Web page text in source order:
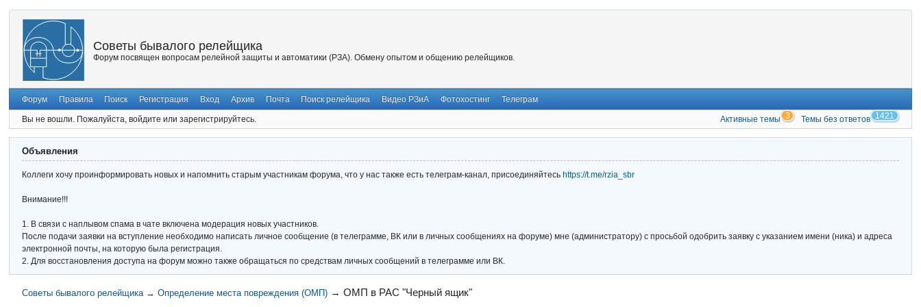
Советы бывалого релейщика
Форум посвящен вопросам релейной защиты и автоматики (РЗА). Обмену опытом и общению релейщиков.
Форум Правила Поиск Регистрация Вход Архив Почта Поиск релейщика Видео РЗиА Фотохостинг Телеграм
Вы не вошли. Пожалуйста, войдите или зарегистрируйтесь. Активные темы 3 Темы без ответов 1421
Объявления
Коллеги хочу проинформировать новых и напомнить старым участникам форума, что у нас также есть телеграм-канал, присоединяйтесь https://t.me/rzia_sbr
Внимание!!!
1. В связи с наплывом спама в чате включена модерация новых участников.
После подачи заявки на вступление необходимо написать личное сообщение (в телеграмме, ВК или в личных сообщениях на форуме) мне (администратору) с просьбой одобрить заявку с указанием имени (ника) и адреса
электронной почты, на которую была регистрация.
2. Для восстановления доступа на форум можно также обращаться по средствам личных сообщений в телеграмме или ВК.
Советы бывалого релейщика → Определение места повреждения (ОМП) → ОМП в РАС "Черный ящик"